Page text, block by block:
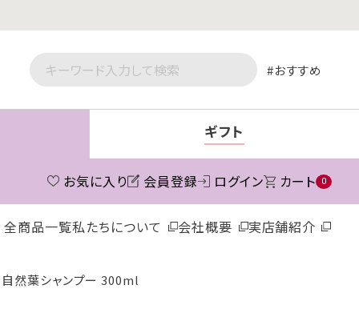
おすすめ
ギフト
お気に入り 会員登録 ログイン カート 0
全商品一覧私たちについて 会社概要 実店舗紹介
自然葉シャンプー 300ml